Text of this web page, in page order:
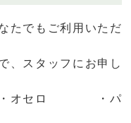
たでもご利用いただ
、スタッフにお申し
セロ ・パ